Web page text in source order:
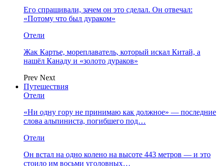
Его спрашивали, зачем он это сделал. Он отвечал:
«Потому что был дураком»
Отели
Жак Картье, мореплаватель, который искал Китай, а
нашёл Канаду и «золото дураков»
Prev Next
Путешествия
Отели
«Ни одну гору не принимаю как должное» — последние
слова альпиниста, погибшего под…
Отели
Он встал на одно колено на высоте 443 метров — и это
стоило им восьми уголовных…